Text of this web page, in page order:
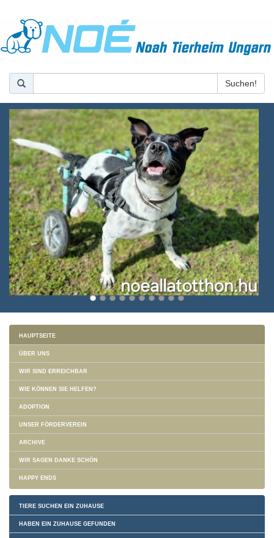
HAUPTSEITE
ÜBER UNS
WIR SIND ERREICHBAR
WIE KÖNNEN SIE HELFEN?
ADOPTION
UNSER FÖRDERVEREIN
ARCHIVE
WIR SAGEN DANKE SCHÖN
HAPPY ENDS
TIERE SUCHEN EIN ZUHAUSE
HABEN EIN ZUHAUSE GEFUNDEN